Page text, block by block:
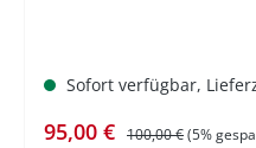
Sofort verfügbar,
Verkaufspreis:
95,00 € Regulärer Preis:
100,00 €(5%